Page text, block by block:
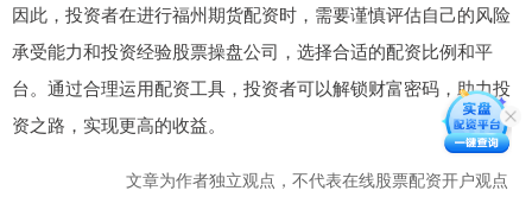
因此，投资者在进行福州期货配资时，需要谨慎评估自己的风险
承受能力和投资经验股票操盘公司，选择合适的配资比例和平
台。通过合理运用配资工具，投资者可以解锁财富密码，助力投
资之路，实现更高的收益。
文章为作者独立观点，不代表在线股票配资开户观点